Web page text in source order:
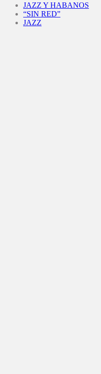
JAZZ Y HABANOS
“SIN RED”
JAZZ